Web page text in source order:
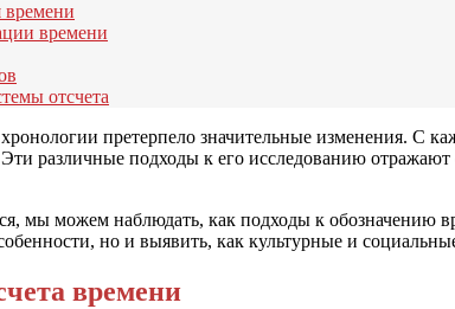
времени
отсчета
претерпело значительные изменения.
различные подходы к его исследованию
мы можем наблюдать, как подходы к
но и выявить, как культурные и
времени